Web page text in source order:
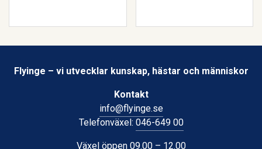
Flyinge – vi utvecklar kunskap, hästar och människor
Kontakt
info@flyinge.se
Telefonväxel: 046-649 00
Växel öppen 09.00 – 12.00